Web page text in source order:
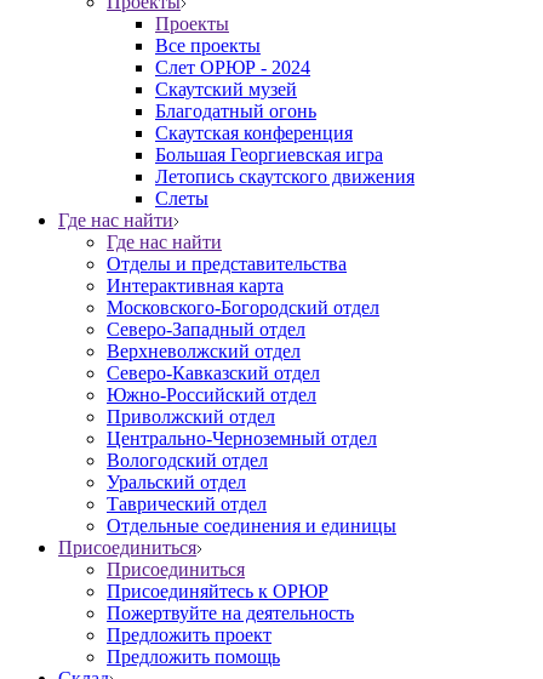
Проекты
Все проекты
Слет ОРЮР - 2024
Скаутский музей
Благодатный огонь
Cкаутская конференция
Большая Георгиевская игра
Летопись скаутского движения
Слеты
Где нас найти
Где нас найти
Отделы и представительства
Интерактивная карта
Московского-Богородский отдел
Северо-Западный отдел
Верхневолжский отдел
Северо-Кавказский отдел
Южно-Российский отдел
Приволжский отдел
Центрально-Черноземный отдел
Вологодский отдел
Уральский отдел
Таврический отдел
Отдельные соединения и единицы
Присоединиться
Присоединиться
Присоединяйтесь к ОРЮР
Пожертвуйте на деятельность
Предложить проект
Предложить помощь